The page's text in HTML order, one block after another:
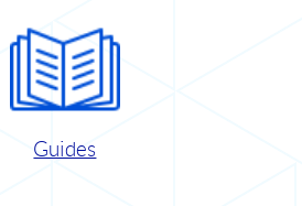
Guides